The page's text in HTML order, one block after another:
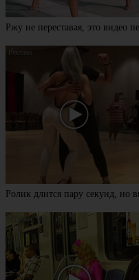
Ржу не переставая, это видео
Ролик длится пару секунд, но